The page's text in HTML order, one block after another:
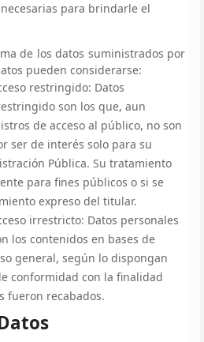
para brindarle el
de los datos suministrados por
pueden considerarse:
restringido: Datos
son los que, aun
de acceso al público, no son
ser de interés solo para su
Pública. Su tratamiento
para fines públicos o si se
expreso del titular.
irrestricto: Datos personales
los contenidos en bases de
general, según lo dispongan
conformidad con la finalidad
fueron recabados.